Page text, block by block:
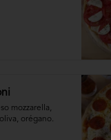
mozzarella,
orégano.